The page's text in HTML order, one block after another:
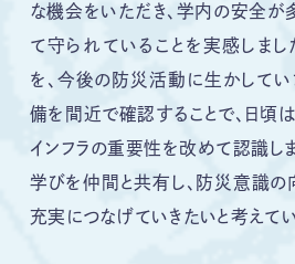
な機会をいただき、学内の安全が
て守られていることを実感しま
を、今後の防災活動に生かしてい
備を間近で確認することで、日頃
インフラの重要性を改めて認識し
学びを仲間と共有し、防災意識
充実につなげていきたいと考えてい